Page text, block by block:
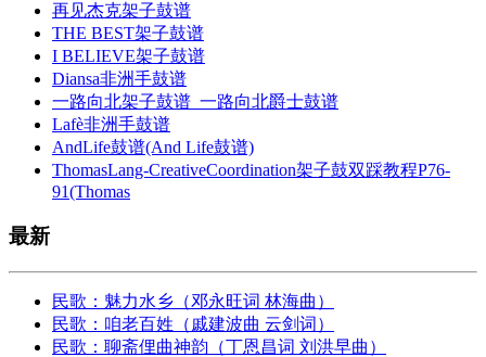
再见杰克架子鼓谱
THE BEST架子鼓谱
I BELIEVE架子鼓谱
Diansa非洲手鼓谱
一路向北架子鼓谱_一路向北爵士鼓谱
Lafè非洲手鼓谱
AndLife鼓谱(And Life鼓谱)
ThomasLang-CreativeCoordination架子鼓双踩教程P76-
91(Thomas
最新
民歌：魅力水乡（邓永旺词 林海曲）
民歌：咱老百姓（戚建波曲 云剑词）
民歌：聊斋俚曲神韵（丁恩昌词 刘洪早曲）